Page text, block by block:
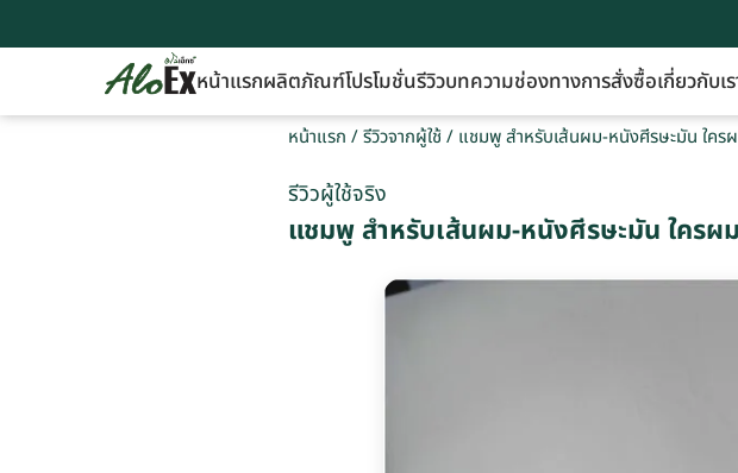
หน้าแรกผลิตภัณฑ์โปรโมชั่นรีวิวบทความช่องทางการสั่งซื้อเกี่ยวกับเ
หน้าแรก /รีวิวจากผู้ใช้ / แชมพู สำหรับเส้นผม-หนังศีรษะมัน ใค
รีวิวผู้ใช้จริง
แชมพู สำหรับเส้นผม-หนังศีรษะมัน ใคร